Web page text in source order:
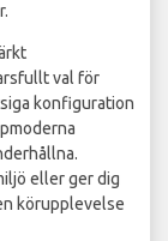
val för
konfiguration
eller ger dig
körupplevelse